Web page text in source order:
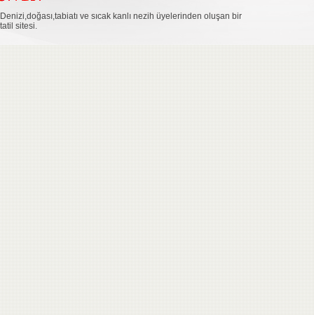
Denizi,doğası,tabiatı ve sıcak kanlı nezih üyelerinden oluşan bir
tatil sitesi.